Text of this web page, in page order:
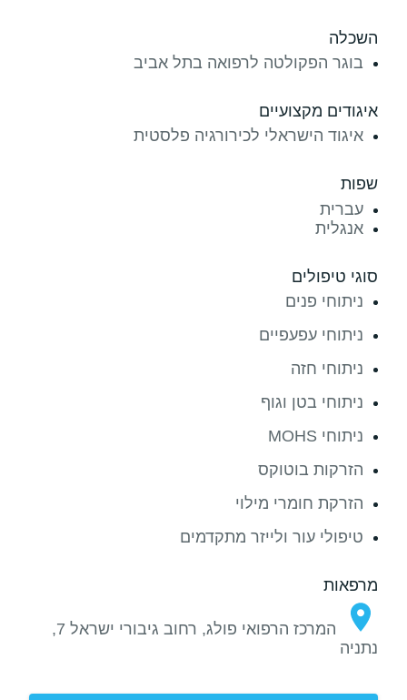
השכלה
בוגר הפקולטה לרפואה בתל אביב
איגודים מקצועיים
איגוד הישראלי לכירורגיה פלסטית
שפות
עברית
אנגלית
סוגי טיפולים
ניתוחי פנים
ניתוחי עפעפיים
ניתוחי חזה
ניתוחי בטן וגוף
ניתוחי MOHS
הזרקות בוטוקס
הזרקת חומרי מילוי
טיפולי עור ולייזר מתקדמים
מרפאות
המרכז הרפואי פולג, רחוב גיבורי ישראל 7,
נתניה